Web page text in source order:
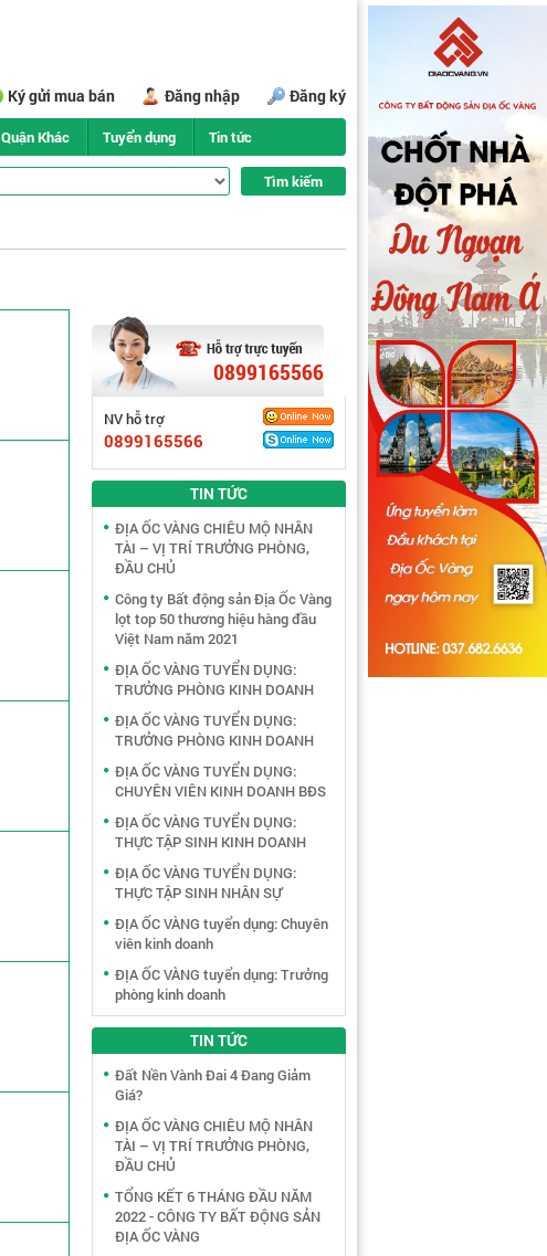
Ký gửi mua bán Đăng nhập Đăng ký
Quận Khác Tuyển dụng Tin tức
0899165566
NV hỗ trợ
0899165566
TIN TỨC
ĐỊA ỐC VÀNG CHIÊU MỘ NHÂN
TÀI – VỊ TRÍ TRƯỞNG PHÒNG,
ĐẦU CHỦ
Công ty Bất động sản Địa Ốc Vàng
lọt top 50 thương hiệu hàng đầu
Việt Nam năm 2021
ĐỊA ỐC VÀNG TUYỂN DỤNG:
TRƯỞNG PHÒNG KINH DOANH
ĐỊA ỐC VÀNG TUYỂN DỤNG:
TRƯỞNG PHÒNG KINH DOANH
ĐỊA ỐC VÀNG TUYỂN DỤNG:
CHUYÊN VIÊN KINH DOANH BĐS
ĐỊA ỐC VÀNG TUYỂN DỤNG:
THỰC TẬP SINH KINH DOANH
ĐỊA ỐC VÀNG TUYỂN DỤNG:
THỰC TẬP SINH NHÂN SỰ
ĐỊA ỐC VÀNG tuyển dụng: Chuyên
viên kinh doanh
ĐỊA ỐC VÀNG tuyển dụng: Trưởng
phòng kinh doanh
TIN TỨC
Đất Nền Vành Đai 4 Đang Giảm
Giá?
ĐỊA ỐC VÀNG CHIÊU MỘ NHÂN
TÀI – VỊ TRÍ TRƯỞNG PHÒNG,
ĐẦU CHỦ
TỔNG KẾT 6 THÁNG ĐẦU NĂM
2022 - CÔNG TY BẤT ĐỘNG SẢN
ĐỊA ỐC VÀNG